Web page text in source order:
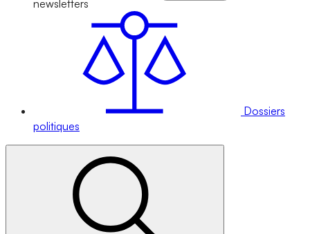
newsletters
Dossiers
politiques